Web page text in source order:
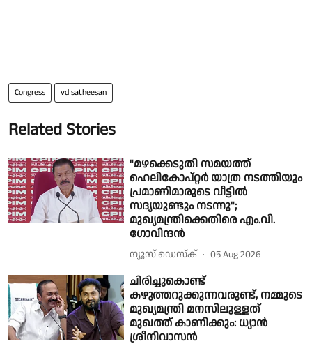
Congress vd satheesan
Related Stories
"മഴക്കെടുതി സമയത്ത്
ഹെലികോപ്റ്റർ യാത്ര നടത്തിയും
പ്രമാണിമാരുടെ വീട്ടിൽ
സദ്യയുണ്ടും നടന്നു";
മുഖ്യമന്ത്രിക്കെതിരെ എം.വി.
ഗോവിന്ദൻ
ന്യൂസ് ഡെസ്ക് 05 Aug 2026
ചിരിച്ചുകൊണ്ട്
കഴുത്തറുക്കുന്നവരുണ്ട്, നമ്മുടെ
മുഖ്യമന്ത്രി മനസിലുള്ളത്
മുഖത്ത് കാണിക്കും: ധ്യാൻ
ശ്രീനിവാസൻ